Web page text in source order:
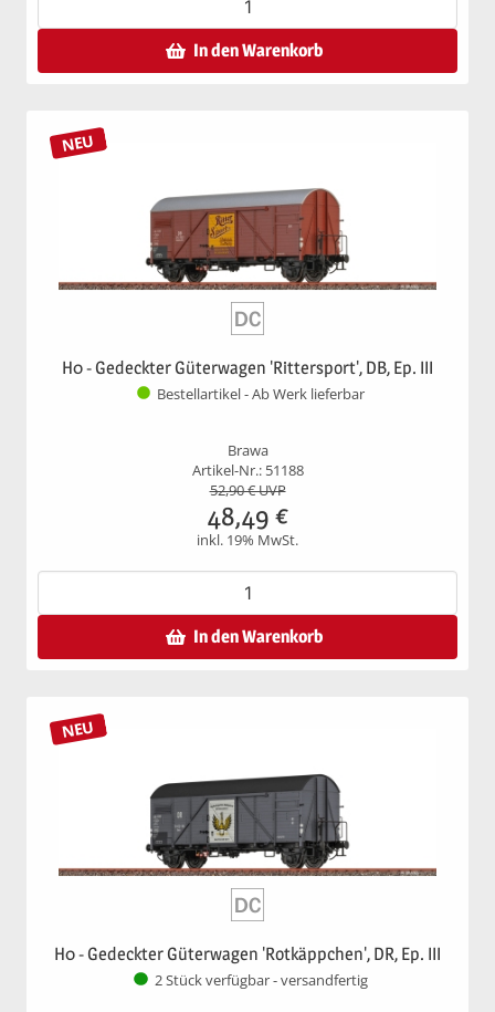
In den Warenkorb
NEU
H0 - Gedeckter Güterwagen 'Rittersport', DB, Ep. III
Bestellartikel - Ab Werk lieferbar
Brawa
Artikel-Nr.: 51188
52,90€ UVP
48,49 €
inkl. 19% MwSt.
In den Warenkorb
NEU
H0 - Gedeckter Güterwagen 'Rotkäppchen', DR, Ep. III
2 Stück verfügbar - versandfertig